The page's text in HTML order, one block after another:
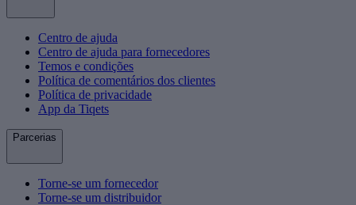
Centro de ajuda
Centro de ajuda para fornecedores
Temos e condições
Política de comentários dos clientes
Política de privacidade
App da Tiqets
Parcerias
Torne-se um fornecedor
Torne-se um distribuidor